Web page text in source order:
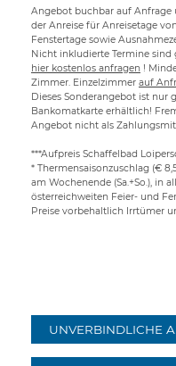
Angebot buchbar auf Anfrage
der Anreise für Anreisetage
Fenstertage sowie
Nicht inkludierte Termine
hier kostenlos anfragen !
Zimmer. Einzelzimmer auf
Dieses Sonderangebot ist nur
Bankomatkarte erhältlich!
Angebot nicht als
***Aufpreis Schaffelbad
* Thermensaisonzuschlag (€
am Wochenende (Sa.+So.), in
österreichweiten Feier- und
Preise vorbehaltlich Irrtümer
UNVERBINDLICHE